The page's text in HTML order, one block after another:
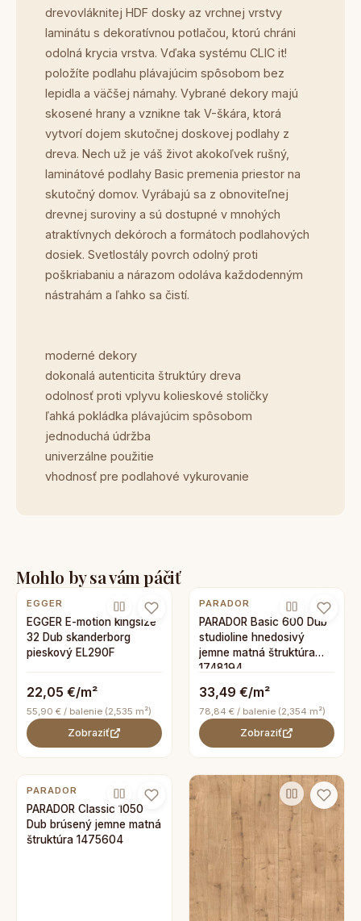
drevovláknitej HDF dosky az vrchnej vrstvy
laminátu s dekoratívnou potlačou, ktorú chráni
odolná krycia vrstva. Vďaka systému CLIC it!
položíte podlahu plávajúcim spôsobom bez
lepidla a väčšej námahy. Vybrané dekory majú
skosené hrany a vznikne tak V-škára, ktorá
vytvorí dojem skutočnej doskovej podlahy z
dreva. Nech už je váš život akokoľvek rušný,
laminátové podlahy Basic premenia priestor na
skutočný domov. Vyrábajú sa z obnoviteľnej
drevnej suroviny a sú dostupné v mnohých
atraktívnych dekóroch a formátoch podlahových
dosiek. Svetlostály povrch odolný proti
poškriabaniu a nárazom odoláva každodenným
nástrahám a ľahko sa čistí.
moderné dekory
dokonalá autenticita štruktúry dreva
odolnosť proti vplyvu kolieskové stoličky
ľahká pokládka plávajúcim spôsobom
jednoduchá údržba
univerzálne použitie
vhodnosť pre podlahové vykurovanie
Mohlo by sa vám páčiť
EGGER
EGGER E-motion kingsize
32 Dub skanderborg
pieskový EL290F
22,05 €/m²
55,90 € / balenie (2,535 m²)
Zobraziť
PARADOR
PARADOR Basic 600 Dub
studioline hnedosivý
jemne matná štruktúra
1748194
33,49 €/m²
78,84 € / balenie (2,354 m²)
Zobraziť
PARADOR
PARADOR Classic 1050
Dub brúsený jemne matná
štruktúra 1475604